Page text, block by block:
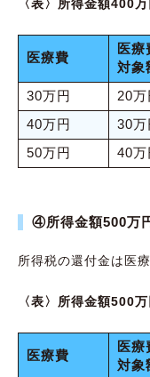
〈表〉所得金額400
医療費
医療
対象
30万円
20万
40万円
30万
50万円
40万
④所得金額500万
所得税の還付金は医
〈表〉所得金額500
医療費
医療
対象